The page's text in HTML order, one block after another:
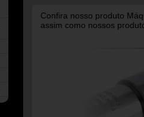
Confira nosso produto
assim como nossos